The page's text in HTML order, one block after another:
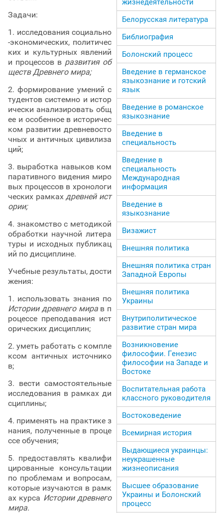
Задачи:
1. исследования социально
-экономических, политичес
ких и культурных явлений
и процессов в развития об
ществ Древнего мира;
2. формирование умений с
тудентов системно и истор
ически анализировать общ
ее и особенное в историчес
ком развитии древневосто
чных и античных цивилиза
ций;
3. выработка навыков ком
паративного видения миро
вых процессов в хронологи
ческих рамках древней ист
ории;
4. знакомство с методикой
обработки научной литера
туры и исходных публикац
ий по дисциплине.
Учебные результаты, дости
жения:
1. использовать знания по
Истории древнего мирав п
роцессе преподавания ист
орических дисциплин;
2. уметь работать с компле
ксом античных источнико
в;
3. вести самостоятельные
исследования в рамках ди
сциплины;
4. применять на практике з
нания, полученные в проце
ссе обучения;
5. предоставлять квалифи
цированные консультации
по проблемам и вопросам,
которые изучаются в рамк
ах курса Истории древнего
мира.
жизнедеятельности
Белорусская литература
Библиография
Болонский процесс
Введение в германское
языкознание и готский
язык
Введение в романское
языкознание
Введение в
специальность
Введение в
специальность
Международная
информация
Введение в
языкознание
Визажист
Внешняя политика
Внешняя политика стран
Западной Европы
Внешняя политика
Украины
Внутриполитическое
развитие стран мира
Возникновение
философии. Генезис
философии на Западе и
Востоке
Воспитательная работа
классного руководителя
Востоковедение
Всемирная история
Выдающиеся украинцы:
неукрашенные
жизнеописания
Высшее образование
Украины и Болонский
процесс